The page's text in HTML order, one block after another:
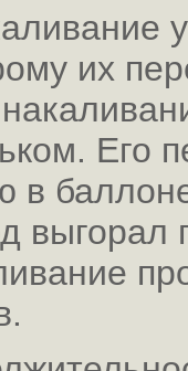
их
Его
в
выгорал